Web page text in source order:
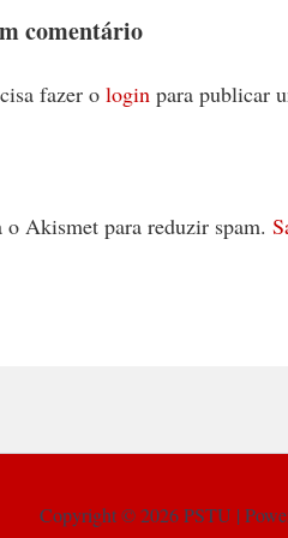
comentário
fazer o login para publicar
Akismet para reduzir spam.
Copyright © 2026 PSTU |